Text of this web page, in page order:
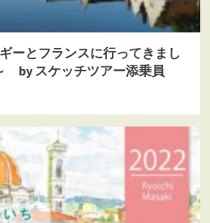
ーとフランスに行ってきまし
by スケッチツアー添乗員